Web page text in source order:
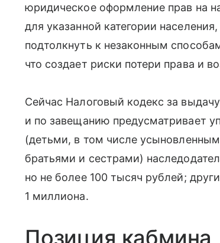
юридическое оформление прав на
для указанной категории
подтолкнуть к незаконным
что создает риски потери права и
Сейчас Налоговый кодекс за
и по завещанию предусматривает
(детьми, в том числе
братьями и сестрами)
но не более 100 тысяч рублей;
1 миллиона.
Позиция кабмина